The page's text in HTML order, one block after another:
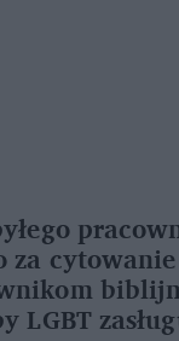
za cytowanie
LGBT